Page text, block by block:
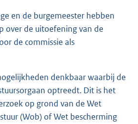
en de burgemeester hebben
over de uitoefening van de
de commissie als
denkbaar waarbij de
optreedt. Dit is het
op grond van de Wet
(Wob) of Wet bescherming